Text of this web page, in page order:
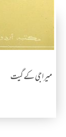
میراجی کے گیت